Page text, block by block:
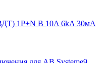
1P+N B 10A 6kA 30мА